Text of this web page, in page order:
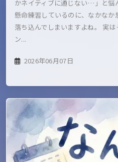
かネイティブに通じない…」と悩
懸命練習しているのに、なかなか
落ち込んでしまいますよね。 実
ン...
2026年06月07日